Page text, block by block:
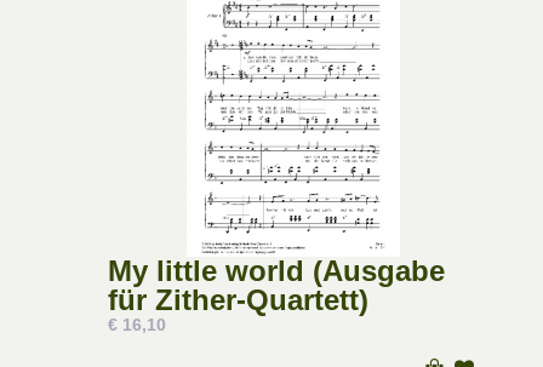
My little world (Ausgabe
für Zither-Quartett)
€ 16,10